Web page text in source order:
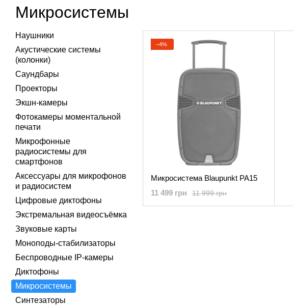
Микросистемы
−4%
Микросистема Blaupunkt PA15
11 999 грн
11 499 грн
Наушники
Акустические системы
(колонки)
Саундбары
Проекторы
Экшн-камеры
Фотокамеры моментальной
печати
Микрофонные
радиосистемы для
смартфонов
Аксессуары для микрофонов
и радиосистем
Цифровые диктофоны
Экстремальная видеосъёмка
Звуковые карты
Моноподы-стабилизаторы
Беспроводные IP-камеры
Диктофоны
Микросистемы
Синтезаторы